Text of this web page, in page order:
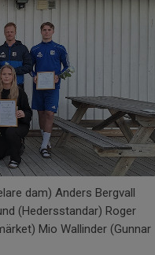
dam) Anders Bergvall
(Hedersstandar) Roger
Mio Wallinder (Gunnar